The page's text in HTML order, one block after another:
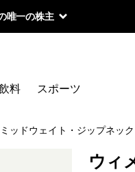
唯一の株主
料 スポーツ
ッドウェイト・ジップネック
ウィ